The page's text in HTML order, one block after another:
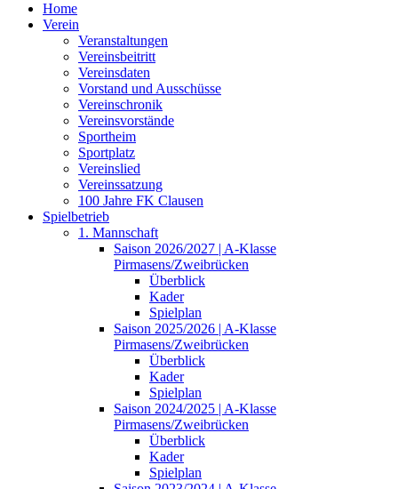
Home
Verein
Veranstaltungen
Vereinsbeitritt
Vereinsdaten
Vorstand und Ausschüsse
Vereinschronik
Vereinsvorstände
Sportheim
Sportplatz
Vereinslied
Vereinssatzung
100 Jahre FK Clausen
Spielbetrieb
1. Mannschaft
Saison 2026/2027 | A-Klasse
Pirmasens/Zweibrücken
Überblick
Kader
Spielplan
Saison 2025/2026 | A-Klasse
Pirmasens/Zweibrücken
Überblick
Kader
Spielplan
Saison 2024/2025 | A-Klasse
Pirmasens/Zweibrücken
Überblick
Kader
Spielplan